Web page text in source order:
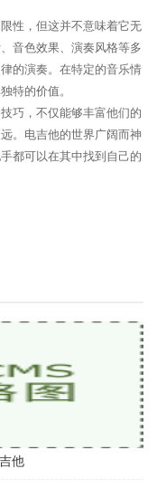
性，但这并不意味着它无
音色效果、演奏风格等多
的演奏。在特定的音乐情
特的价值。
巧，不仅能够丰富他们的
。电吉他的世界广阔而神
都可以在其中找到自己的
他